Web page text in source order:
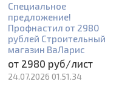
Специальное
предложение!
Профнастил от 2980
рублей Строительный
магазин ВаЛарис
от 2980 руб/лист
24.07.2026 01.51.34